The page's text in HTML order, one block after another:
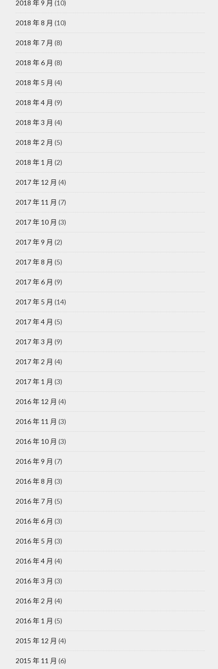
2018 年 9 月 (10)
2018 年 8 月 (10)
2018 年 7 月 (8)
2018 年 6 月 (8)
2018 年 5 月 (4)
2018 年 4 月 (9)
2018 年 3 月 (4)
2018 年 2 月 (5)
2018 年 1 月 (2)
2017 年 12 月 (4)
2017 年 11 月 (7)
2017 年 10 月 (3)
2017 年 9 月 (2)
2017 年 8 月 (5)
2017 年 6 月 (9)
2017 年 5 月 (14)
2017 年 4 月 (5)
2017 年 3 月 (9)
2017 年 2 月 (4)
2017 年 1 月 (3)
2016 年 12 月 (4)
2016 年 11 月 (3)
2016 年 10 月 (3)
2016 年 9 月 (7)
2016 年 8 月 (3)
2016 年 7 月 (5)
2016 年 6 月 (3)
2016 年 5 月 (3)
2016 年 4 月 (4)
2016 年 3 月 (3)
2016 年 2 月 (4)
2016 年 1 月 (5)
2015 年 12 月 (4)
2015 年 11 月 (6)